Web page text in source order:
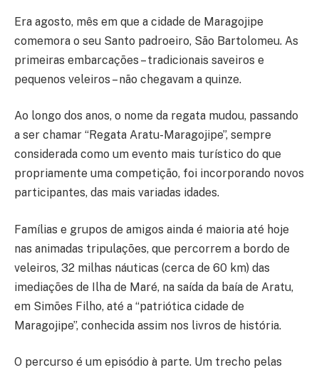
Era agosto, mês em que a cidade de Maragojipe
comemora o seu Santo padroeiro, São Bartolomeu. As
primeiras embarcações – tradicionais saveiros e
pequenos veleiros – não chegavam a quinze.
Ao longo dos anos, o nome da regata mudou, passando
a ser chamar “Regata Aratu-Maragojipe”, sempre
considerada como um evento mais turístico do que
propriamente uma competição, foi incorporando novos
participantes, das mais variadas idades.
Famílias e grupos de amigos ainda é maioria até hoje
nas animadas tripulações, que percorrem a bordo de
veleiros, 32 milhas náuticas (cerca de 60 km) das
imediações de Ilha de Maré, na saída da baía de Aratu,
em Simões Filho, até a “patriótica cidade de
Maragojipe”, conhecida assim nos livros de história.
O percurso é um episódio à parte. Um trecho pelas